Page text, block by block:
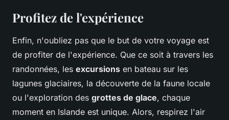
Profitez de l'expérience
Enfin, n'oubliez pas que le but de votre voyage est
de profiter de l'expérience. Que ce soit à travers les
randonnées, les excursions en bateau sur les
lagunes glaciaires, la découverte de la faune locale
ou l'exploration des grottes de glace, chaque
moment en Islande est unique. Alors, respirez l'air